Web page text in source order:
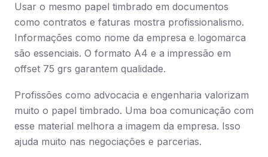
Usar o mesmo papel timbrado em documentos
como contratos e faturas mostra profissionalismo.
Informações como nome da empresa e logomarca
são essenciais. O formato A4 e a impressão em
offset 75 grs garantem qualidade.
Profissões como advocacia e engenharia valorizam
muito o papel timbrado. Uma boa comunicação com
esse material melhora a imagem da empresa. Isso
ajuda muito nas negociações e parcerias.